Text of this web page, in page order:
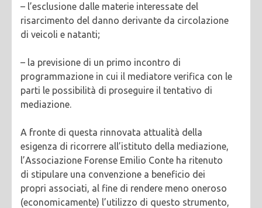
– l’esclusione dalle materie interessate del
risarcimento del danno derivante da circolazione
di veicoli e natanti;
– la previsione di un primo incontro di
programmazione in cui il mediatore verifica con le
parti le possibilità di proseguire il tentativo di
mediazione.
A fronte di questa rinnovata attualità della
esigenza di ricorrere all’istituto della mediazione,
l’Associazione Forense Emilio Conte ha ritenuto
di stipulare una convenzione a beneficio dei
propri associati, al fine di rendere meno oneroso
(economicamente) l’utilizzo di questo strumento,